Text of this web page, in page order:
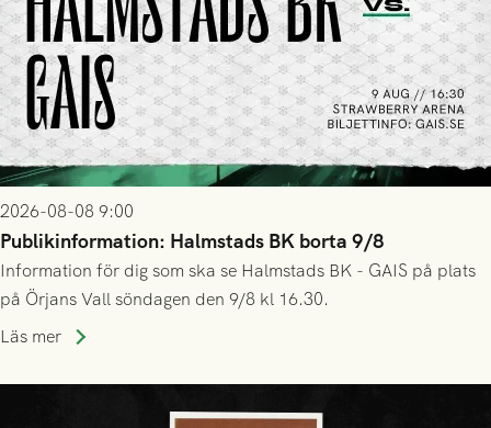
2026-08-08 9:00
Publikinformation: Halmstads BK borta 9/8
Information för dig som ska se Halmstads BK - GAIS på plats
på Örjans Vall söndagen den 9/8 kl 16.30.
Läs mer